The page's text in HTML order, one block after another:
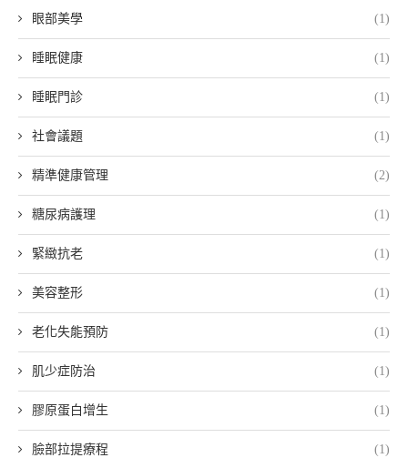
眼部美學 (1)
睡眠健康 (1)
睡眠門診 (1)
社會議題 (1)
精準健康管理 (2)
糖尿病護理 (1)
緊緻抗老 (1)
美容整形 (1)
老化失能預防 (1)
肌少症防治 (1)
膠原蛋白增生 (1)
臉部拉提療程 (1)